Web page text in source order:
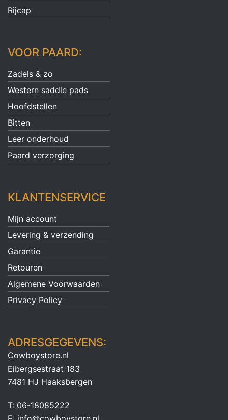
Rijcap
VOOR PAARD:
Zadels & zo
Western saddle pads
Hoofdstellen
Bitten
Leer onderhoud
Paard verzorging
KLANTENSERVICE
Mijn account
Levering & verzending
Garantie
Retouren
Algemene Voorwaarden
Privacy Policy
ADRESGEGEVENS:
Cowboystore.nl
Eibergsestraat 183
7481 HJ Haaksbergen
T: 06-18085222